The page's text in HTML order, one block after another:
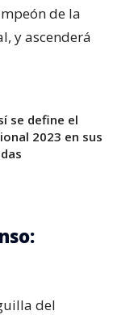
de la
y ascenderá
se define el
2023 en sus
del